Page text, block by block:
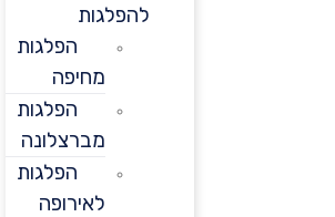
להפלגות
הפלגות
מחיפה
הפלגות
מברצלונה
הפלגות
לאירופה